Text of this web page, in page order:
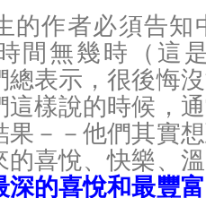
的作者必須告知
間無幾時（這
總表示，很後悔
這樣說的時候，
果－－他們其實
的喜悅、快樂、
深的喜悅和最豐